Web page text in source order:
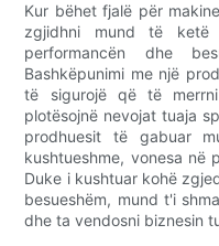
Kur bëhet fjalë për
zgjidhni mund të ketë
performancën dhe
Bashkëpunimi me një
të sigurojë që të
plotësojnë nevojat tuaja
prodhuesit të gabuar
kushtueshme, vonesa në
Duke i kushtuar kohë
besueshëm, mund t'i
dhe ta vendosni biznesin